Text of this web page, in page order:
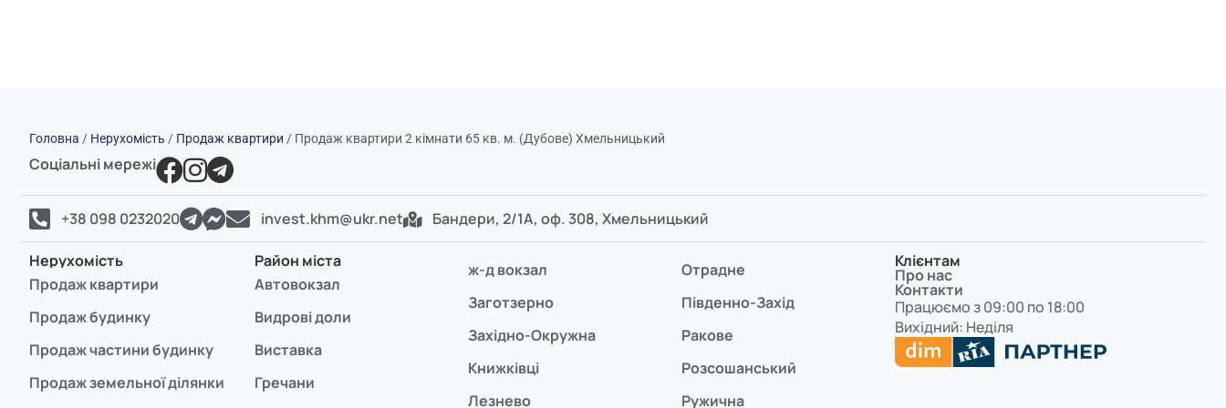
Головна / Нерухомість / Продаж квартири / Продаж квартири 2 кімнати 65 кв. м. (Дубове) Хмельницький
Соціальні мережі
+38 098 0232020 invest.khm@ukr.net Бандери, 2/1А, оф. 308, Хмельницький
Нерухомість
Продаж квартири
Продаж будинку
Продаж частини будинку
Продаж земельної ділянки
Район міста
Автовокзал
Видрові доли
Виставка
Гречани
ж-д вокзал
Заготзерно
Західно-Окружна
Книжківці
Лезнево
Отрадне
Південно-Захід
Ракове
Розсошанський
Ружична
Клієнтам
Про нас
Контакти
Працюємо з 09:00 по 18:00
Вихідний: Неділя